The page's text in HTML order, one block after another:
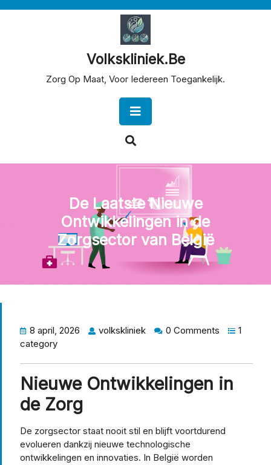
Volkskliniek.be
Zorg Op Maat, Voor Iedereen Toegankelijk.
Button
De Laatste Nieuwe
Ontwikkelingen in de
Zorgsector van België
8 april, 2026 volkskliniek 0 Comments
1
category
Nieuwe Ontwikkelingen in
de Zorg
De zorgsector staat nooit stil en blijft voortdurend
evolueren dankzij nieuwe technologische
ontwikkelingen en innovaties. In België worden